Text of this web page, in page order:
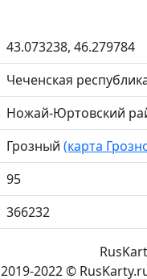
43.073238, 46.279784
Чеченская
Ножай-Юртовский
Грозный (карта
95
366232
2019-2022 ©